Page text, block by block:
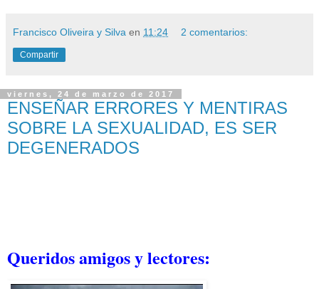
Francisco Oliveira y Silva en 11:24 2 comentarios:
Compartir
viernes, 24 de marzo de 2017
ENSEÑAR ERRORES Y MENTIRAS
SOBRE LA SEXUALIDAD, ES SER
DEGENERADOS
Queridos amigos y lectores: